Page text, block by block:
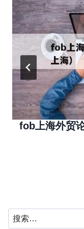
fob上海外贸
搜
索：